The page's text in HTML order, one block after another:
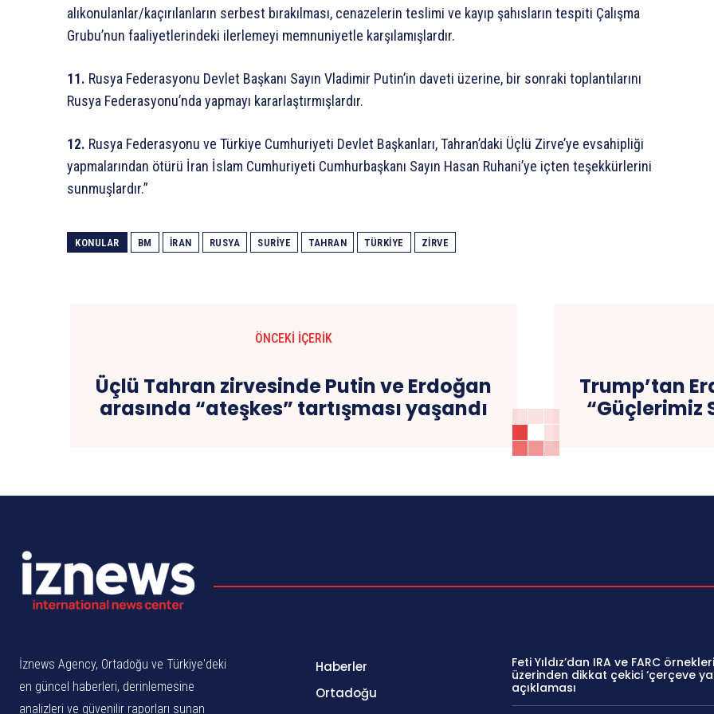
alıkonulanlar/kaçırılanların serbest bırakılması, cenazelerin teslimi ve kayıp şahısların tespiti Çalışma
Grubu’nun faaliyetlerindeki ilerlemeyi memnuniyetle karşılamışlardır.
11. Rusya Federasyonu Devlet Başkanı Sayın Vladimir Putin’in daveti üzerine, bir sonraki toplantılarını
Rusya Federasyonu’nda yapmayı kararlaştırmışlardır.
12. Rusya Federasyonu ve Türkiye Cumhuriyeti Devlet Başkanları, Tahran’daki Üçlü Zirve’ye evsahipliği
yapmalarından ötürü İran İslam Cumhuriyeti Cumhurbaşkanı Sayın Hasan Ruhani’ye içten teşekkürlerini
sunmuşlardır.”
KONULAR BM İRAN RUSYA SURIYE TAHRAN TÜRKIYE ZIRVE
ÖNCEKI İÇERIK
Üçlü Tahran zirvesinde Putin ve Erdoğan
arasında “ateşkes” tartışması yaşandı
Trump’tan
“Güçlerimiz
İznews Agency, Ortadoğu ve Türkiye'deki
en güncel haberleri, derinlemesine
analizleri ve güvenilir raporları sunan
Haberler
Ortadoğu
Feti Yıldız’dan IRA ve FARC örnekleri
üzerinden dikkat çekici ‘çerçeve
açıklaması